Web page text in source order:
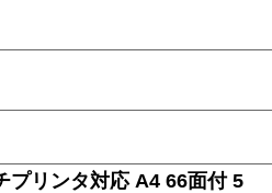
プリンタ対応 A4 66面付 5